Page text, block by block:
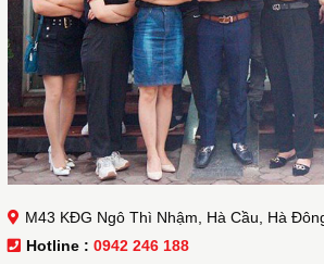
M43 KĐG Ngô Thì Nhậm, Hà Cầu, Hà
Hotline : 0942 246 188